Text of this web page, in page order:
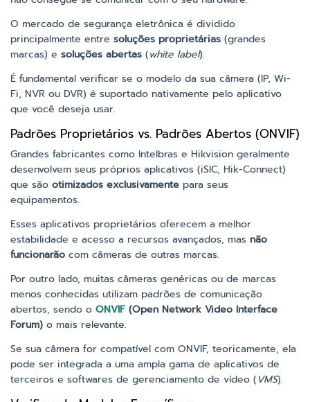
O mercado de segurança eletrônica é dividido
principalmente entre soluções proprietárias (grandes
marcas) e soluções abertas (white label).
É fundamental verificar se o modelo da sua câmera (IP, Wi-
Fi, NVR ou DVR) é suportado nativamente pelo aplicativo
que você deseja usar.
Padrões Proprietários vs. Padrões Abertos (ONVIF)
Grandes fabricantes como Intelbras e Hikvision geralmente
desenvolvem seus próprios aplicativos (iSIC, Hik-Connect)
que são otimizados exclusivamente para seus
equipamentos.
Esses aplicativos proprietários oferecem a melhor
estabilidade e acesso a recursos avançados, mas não
funcionarão com câmeras de outras marcas.
Por outro lado, muitas câmeras genéricas ou de marcas
menos conhecidas utilizam padrões de comunicação
abertos, sendo o ONVIF (Open Network Video Interface
Forum) o mais relevante.
Se sua câmera for compatível com ONVIF, teoricamente, ela
pode ser integrada a uma ampla gama de aplicativos de
terceiros e softwares de gerenciamento de vídeo (VMS).